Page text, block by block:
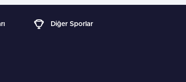
Diğer Sporlar